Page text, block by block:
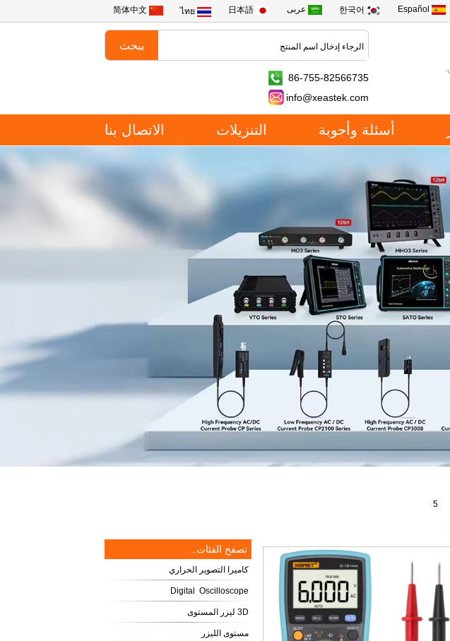
Español
한국어 عربى 日本語
ไทย
简体中文
86-755-82566735
info@xeastek.com
أسئلة وأجوبة التنزيلات الاتصال بنا
5
تصفح الفئات..
كاميرا التصوير الحراري
Digital Oscilloscope
3D ليزر المستوى
مستوى الليزر